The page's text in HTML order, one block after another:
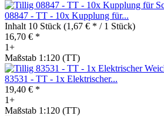
08847 - TT - 10x Kupplung für...
Inhalt 10 Stück (1,67 € * / 1 Stück)
16,70 € *
1+
Maßstab 1:120 (TT)
83531 - TT - 1x Elektrischer...
19,40 € *
1+
Maßstab 1:120 (TT)